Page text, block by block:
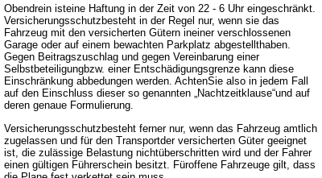
Obendrein isteine Haftung in der Zeit von 22 - 6 Uhr eingeschränkt.
Versicherungsschutzbesteht in der Regel nur, wenn sie das
Fahrzeug mit den versicherten Gütern ineiner verschlossenen
Garage oder auf einem bewachten Parkplatz abgestellthaben.
Gegen Beitragszuschlag und gegen Vereinbarung einer
Selbstbeteiligungbzw. einer Entschädigungsgrenze kann diese
Einschränkung abbedungen werden. AchtenSie also in jedem Fall
auf den Einschluss dieser so genannten „Nachtzeitklause“und auf
deren genaue Formulierung.
Versicherungsschutzbesteht ferner nur, wenn das Fahrzeug amtlich
zugelassen und für den Transportder versicherten Güter geeignet
ist, die zulässige Belastung nichtüberschritten wird und der Fahrer
einen gültigen Führerschein besitzt. Füroffene Fahrzeuge gilt, dass